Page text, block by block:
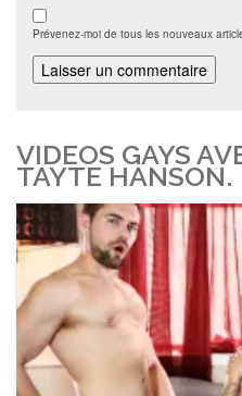
Prévenez-moi de tous les nouveaux
VIDEOS GAYS
TAYTE HANSON.